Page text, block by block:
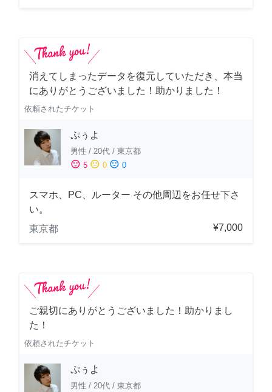
消えてしまったデータを復元していただき、本当
にありがとうございました！助かりました！
依頼されたチケット
ぷぅよ
男性 / 20代 / 東京都
sentiment_satisfied 5 sentiment_neutral 0 sentiment_dissatisfied 0
スマホ、PC、ルーター その他周辺をお任せ下さ
い。
東京都
¥7,000
ご親切にありがとうございました！助かりまし
た！
依頼されたチケット
ぷぅよ
男性 / 20代 / 東京都